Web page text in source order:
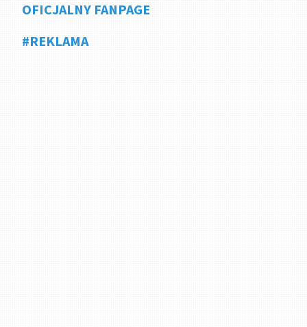
OFICJALNY FANPAGE
#REKLAMA